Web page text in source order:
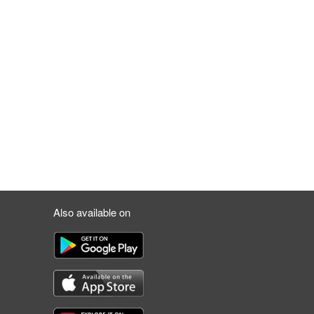
Also available on